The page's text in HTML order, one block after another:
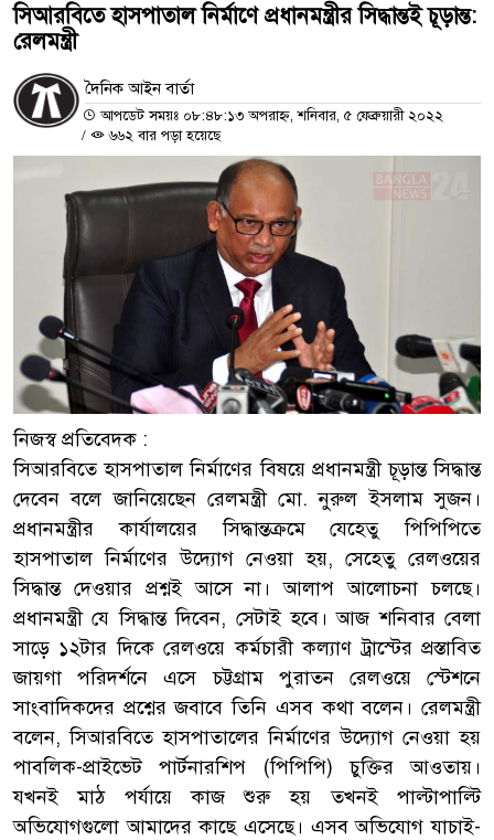
সিআরবিতে হাসপাতাল নির্মাণে প্রধানমন্ত্রীর সিদ্ধান্তই চূড়ান্ত:
রেলমন্ত্রী
দৈনিক আইন বার্তা
আপডেট সময়ঃ ০৮:৪৮:১৩ অপরাহ্ন, শনিবার, ৫ ফেব্রুয়ারী ২০২২
/
৬৬২ বার পড়া হয়েছে
নিজস্ব প্রতিবেদক :
সিআরবিতে হাসপাতাল নির্মাণের বিষয়ে প্রধানমন্ত্রী চূড়ান্ত সিদ্ধান্ত
দেবেন বলে জানিয়েছেন রেলমন্ত্রী মো. নুরুল ইসলাম সুজন।
প্রধানমন্ত্রীর কার্যালয়ের সিদ্ধান্তক্রমে যেহেতু পিপিপিতে
হাসপাতাল নির্মাণের উদ্যোগ নেওয়া হয়, সেহেতু রেলওয়ের
সিদ্ধান্ত দেওয়ার প্রশ্নই আসে না। আলাপ আলোচনা চলছে।
প্রধানমন্ত্রী যে সিদ্ধান্ত দিবেন, সেটাই হবে। আজ শনিবার বেলা
সাড়ে ১২টার দিকে রেলওয়ে কর্মচারী কল্যাণ ট্রাস্টের প্রস্তাবিত
জায়গা পরিদর্শনে এসে চট্টগ্রাম পুরাতন রেলওয়ে স্টেশনে
সাংবাদিকদের প্রশ্নের জবাবে তিনি এসব কথা বলেন। রেলমন্ত্রী
বলেন, সিআরবিতে হাসপাতালের নির্মাণের উদ্যোগ নেওয়া হয়
পাবলিক-প্রাইভেট পার্টনারশিপ (পিপিপি) চুক্তির আওতায়।
যখনই মাঠ পর্যায়ে কাজ শুরু হয় তখনই পাল্টাপাল্টি
অভিযোগগুলো আমাদের কাছে এসেছে। এসব অভিযোগ যাচাই-